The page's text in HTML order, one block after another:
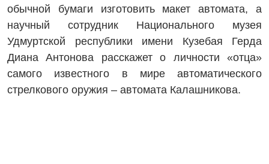
обычной бумаги изготовить макет автомата, а
научный сотрудник Национального музея
Удмуртской республики имени Кузебая Герда
Диана Антонова расскажет о личности «отца»
самого известного в мире автоматического
стрелкового оружия – автомата Калашникова.